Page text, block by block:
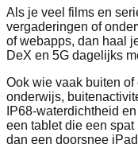
Als je veel films en
vergaderingen of
of webapps, dan haal
DeX en 5G dagelijks
Ook wie vaak buiten
onderwijs,
IP68‑waterdichtheid
een tablet die een
dan een doorsnee